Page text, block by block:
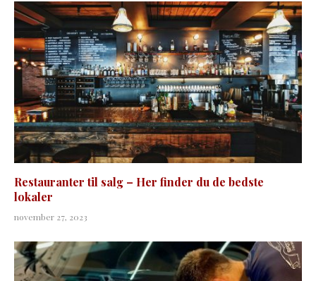
Restauranter til salg – Her finder du de bedste
lokaler
november 27, 2023